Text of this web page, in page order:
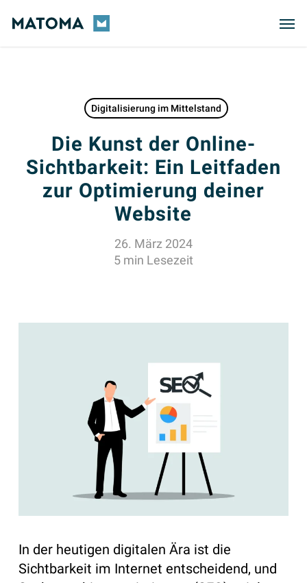
Digitalisierung im Mittelstand
Die Kunst der Online-
Sichtbarkeit: Ein Leitfaden
zur Optimierung deiner
Website
26. März 2024
5 min Lesezeit
In der heutigen digitalen Ära ist die
Sichtbarkeit im Internet entscheidend, und